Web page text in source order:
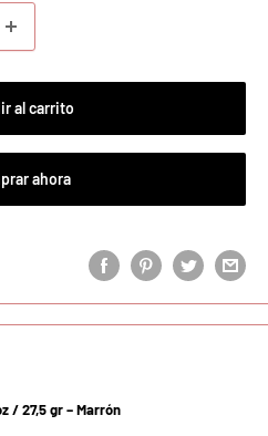
al carrito
ahora
/ 27,5 gr – Marrón